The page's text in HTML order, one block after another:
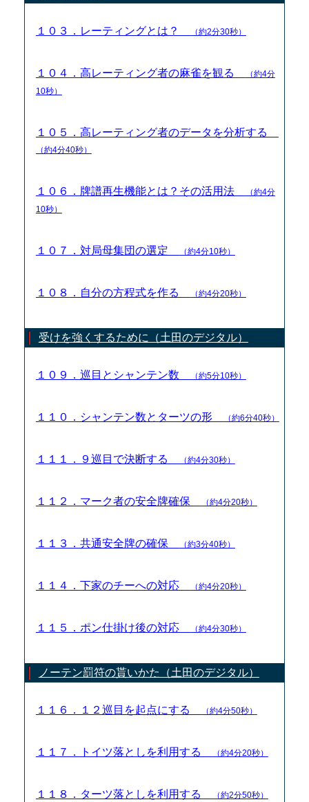
１０３．レーティングとは？ （約2分30秒）
１０４．高レーティング者の麻雀を観る
（約4分
10秒）
１０５．高レーティング者のデータを分析する
（約4分40秒）
１０６．牌譜再生機能とは？その活用法
（約4分
10秒）
１０７．対局母集団の選定 （約4分10秒）
１０８．自分の方程式を作る （約4分20秒）
受けを強くするために（土田のデジタル）
１０９．巡目とシャンテン数 （約5分10秒）
１１０．シャンテン数とターツの形 （約6分40秒）
１１１．９巡目で決断する （約4分30秒）
１１２．マーク者の安全牌確保 （約4分20秒）
１１３．共通安全牌の確保 （約3分40秒）
１１４．下家のチーへの対応 （約4分20秒）
１１５．ポン仕掛け後の対応 （約4分30秒）
ノーテン罰符の貰いかた（土田のデジタル）
１１６．１２巡目を起点にする （約4分50秒）
１１７．トイツ落としを利用する （約4分20秒）
１１８．ターツ落としを利用する （約2分50秒）